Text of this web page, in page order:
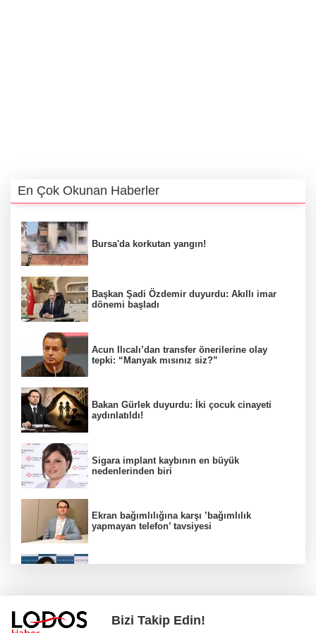
En Çok Okunan Haberler
Bursa'da korkutan yangın!
Başkan Şadi Özdemir duyurdu: Akıllı imar
dönemi başladı
Acun Ilıcalı’dan transfer önerilerine olay
tepki: “Manyak mısınız siz?”
Bakan Gürlek duyurdu: İki çocuk cinayeti
aydınlatıldı!
Sigara implant kaybının en büyük
nedenlerinden biri
Ekran bağımlılığına karşı ’bağımlılık
yapmayan telefon’ tavsiyesi
2 çocuğun ölümünde gerçek ortaya çıktı!
Bizi Takip Edin!